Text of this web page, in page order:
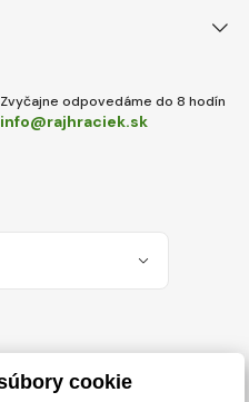
Zvyčajne odpovedáme do 8 hodín
info@rajhraciek.sk